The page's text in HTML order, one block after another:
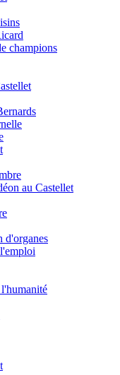
champions
au Castellet
d'organes